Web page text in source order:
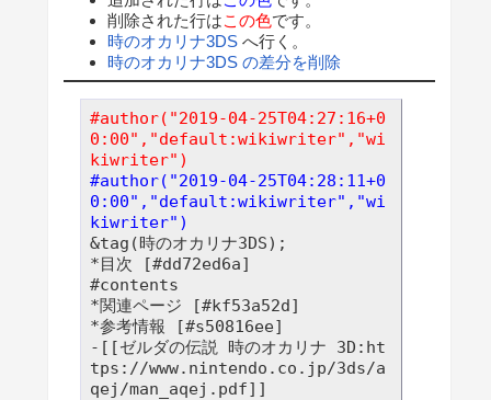
削除された行はこの色です。
時のオカリナ3DS へ行く。
時のオカリナ3DS の差分を削除
#author("2019-04-25T04:27:16+0
0:00","default:wikiwriter","wi
kiwriter")
#author("2019-04-25T04:28:11+0
0:00","default:wikiwriter","wi
kiwriter")
&tag(時のオカリナ3DS);
*目次 [#dd72ed6a]
#contents
*関連ページ [#kf53a52d]
*参考情報 [#s50816ee]
-[[ゼルダの伝説 時のオカリナ 3D:ht
tps://www.nintendo.co.jp/3ds/a
qej/man_aqej.pdf]]